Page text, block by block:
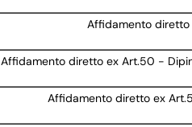
Affidamento
Affidamento diretto ex Art.50 -
Affidamento diretto ex